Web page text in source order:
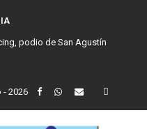
podio de San Agustín
- 2026